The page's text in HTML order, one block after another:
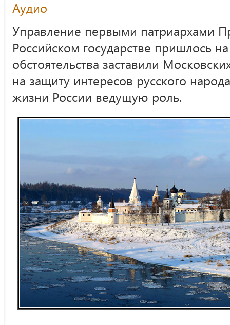
Аудио
Управление первыми патриархами
Российском государстве пришлось
обстоятельства заставили
на защиту интересов русского
жизни России ведущую роль.